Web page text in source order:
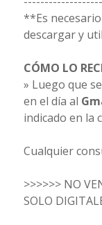
**Es
descargar y
CÓMO LO
» Luego que
en el día al
indicado en la
Cualquier
>>>>>> NO
SOLO